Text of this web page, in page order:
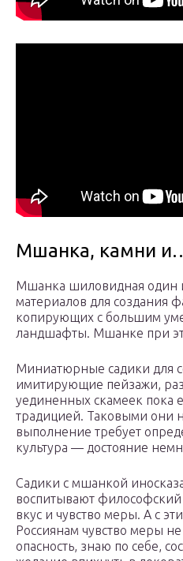
Мшанка, камни
Мшанка шиловидная один
материалов для создания
копирующих с большим
ландшафты. Мшанке при
Миниатюрные садики для
имитирующие пейзажи,
уединенных скамеек пока
традицией. Таковыми они
выполнение требует
культура — достояние
Садики с мшанкой
воспитывают философский
вкус и чувство меры. А с
Россиянам чувство меры
опасность, знаю по себе,